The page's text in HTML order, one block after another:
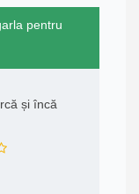
pentru
și încă